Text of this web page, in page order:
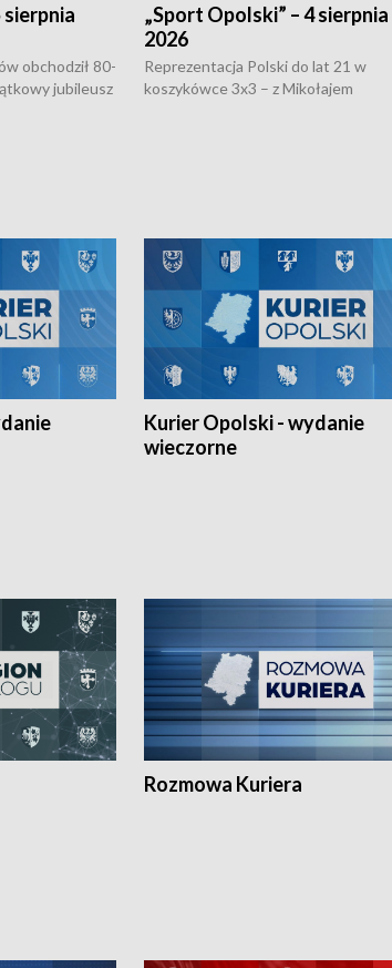
sierpnia
obchodził 80-
jubileusz
„Sport Opolski” – 4 sierpnia
2026
Reprezentacja Polski do lat 21 w
koszykówce 3x3 – z Mikołajem
Kurier Opolski - wydanie
wieczorne
Rozmowa Kuriera